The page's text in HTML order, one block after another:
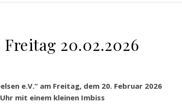
20.02.2026
e.V.“ am Freitag, dem 20. Februar 2026
mit einem kleinen Imbiss